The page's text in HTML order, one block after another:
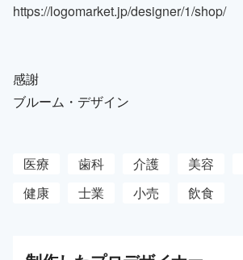
https://logomarket.jp/designer/1/shop/
感謝
ブルーム・デザイン
医療 歯科 介護 美容
健康
士業 小売 飲食